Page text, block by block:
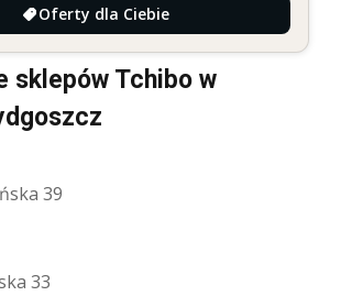
Oferty dla Ciebie
sklepów Tchibo w
39
33